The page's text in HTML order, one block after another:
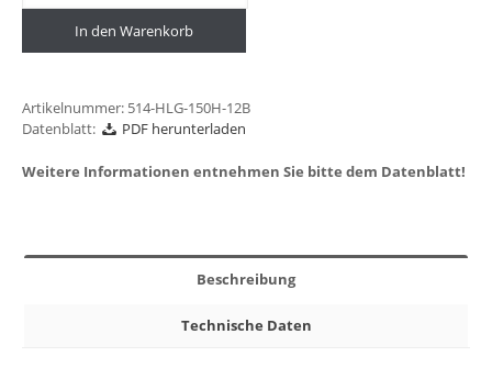
In den Warenkorb
Artikelnummer: 514-HLG-150H-12B
Datenblatt:
PDF herunterladen
Weitere Informationen entnehmen Sie bitte dem Datenblatt!
Beschreibung
Technische Daten